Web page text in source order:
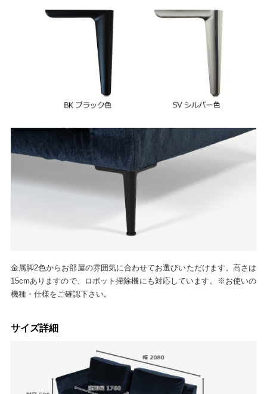
金属脚2色からお部屋の雰囲気に合わせてお選びいただけます。高さは
15cmありますので、ロボット掃除機にも対応しています。※お使いの
機種・仕様をご確認下さい。
サイズ詳細